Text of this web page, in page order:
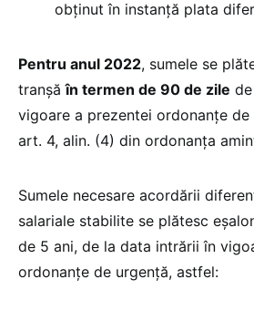
obținut în instanță plata
Pentru anul 2022, sumele se
tranșăîn termen de 90 de zile
vigoare a prezentei ordonanțe
art. 4, alin. (4) din ordonanța
Sumele necesare acordării
salariale stabilite se plătesc
de 5 ani, de la data intrării în
ordonanțe de urgență, astfel: